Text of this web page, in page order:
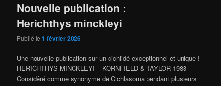
Nouvelle publication :
Herichthys minckleyi
Publié le1 février 2026
Une nouvelle publication sur un cichlidé exceptionnel et unique !
HERICHTHYS MINCKLEYI – KORNFIELD & TAYLOR 1983
Considéré comme synonyme de Cichlasoma pendant plusieurs